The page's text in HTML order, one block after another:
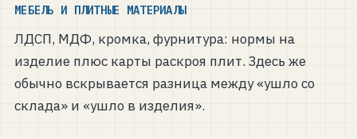
МЕБЕЛЬ И ПЛИТНЫЕ МАТЕРИАЛЫ
ЛДСП, МДФ, кромка, фурнитура: нормы на
изделие плюс карты раскроя плит. Здесь же
обычно вскрывается разница между «ушло со
склада» и «ушло в изделия».